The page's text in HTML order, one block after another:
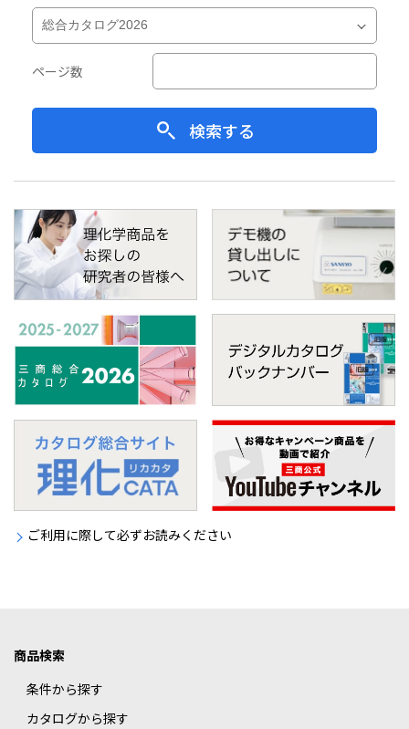
ページ数
検索する
ご利用に際して必ずお読みください
商品検索
条件から探す
カタログから探す